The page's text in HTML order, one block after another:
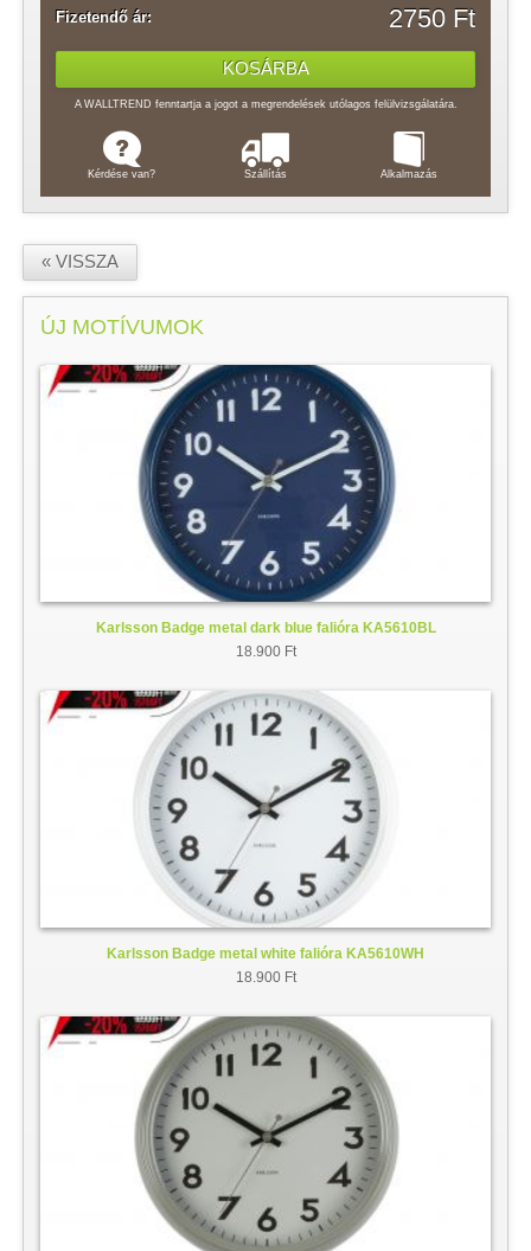
Fizetendő ár: 2750 Ft
A WALLTREND fenntartja a jogot a megrendelések utólagos felülvizsgálatára.
Kérdése van? Szállítás Alkalmazás
« VISSZA
ÚJ MOTÍVUMOK
Karlsson Badge metal dark blue falióra KA5610BL
18.900 Ft
Karlsson Badge metal white falióra KA5610WH
18.900 Ft